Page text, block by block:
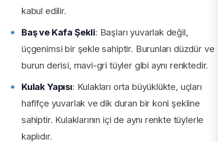
kabul edilir.
Baş ve Kafa Şekli: Başları yuvarlak değil,
üçgenimsi bir şekle sahiptir. Burunları düzdür ve
burun derisi, mavi-gri tüyler gibi aynı renktedir.
Kulak Yapısı: Kulakları orta büyüklükte, uçları
hafifçe yuvarlak ve dik duran bir koni şekline
sahiptir. Kulaklarının içi de aynı renkte tüylerle
kaplıdır.